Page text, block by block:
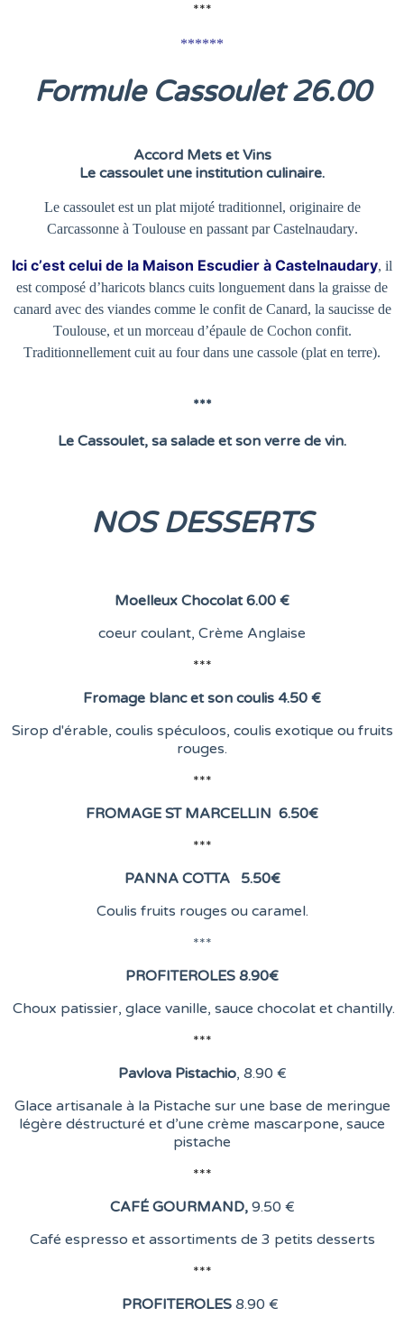
***
******
Formule Cassoulet 26.00
Accord Mets et Vins
Le cassoulet une institution culinaire.
Le cassoulet est un plat mijoté traditionnel, originaire de
Carcassonne à Toulouse en passant par Castelnaudary.
Ici c’est celui de la Maison Escudier à Castelnaudary, il
est composé d’haricots blancs cuits longuement dans la graisse de
canard avec des viandes comme le confit de Canard, la saucisse de
Toulouse, et un morceau d’épaule de Cochon confit.
Traditionnellement cuit au four dans une cassole (plat en terre).
***
Le Cassoulet, sa salade et son verre de vin.
NOS DESSERTS
Moelleux Chocolat 6.00 €
coeur coulant, Crème Anglaise
***
Fromage blanc et son coulis 4.50 €
Sirop d'érable, coulis spéculoos, coulis exotique ou fruits
rouges.
***
FROMAGE ST MARCELLIN 6.50€
***
PANNA COTTA 5.50€
Coulis fruits rouges ou caramel.
***
PROFITEROLES 8.90€
Choux patissier, glace vanille, sauce chocolat et chantilly.
***
Pavlova Pistachio, 8.90 €
Glace artisanale à la Pistache sur une base de meringue
légère déstructuré et d’une crème mascarpone, sauce
pistache
***
CAFÉ GOURMAND, 9.50 €
Café espresso et assortiments de 3 petits desserts
***
PROFITEROLES 8.90 €